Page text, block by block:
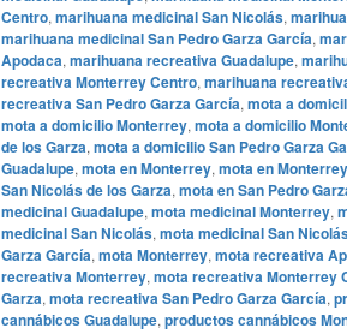
Centro, marihuana medicinal San Nicolás,
marihuana medicinal San Pedro Garza García,
Apodaca, marihuana recreativa Guadalupe,
recreativa Monterrey Centro, marihuana
recreativa San Pedro Garza García, mota a
mota a domicilio Monterrey, mota a domicilio
de los Garza, mota a domicilio San Pedro Garza
Guadalupe, mota en Monterrey, mota en
San Nicolás de los Garza, mota en San Pedro
medicinal Guadalupe, mota medicinal Monterrey,
medicinal San Nicolás, mota medicinal San
Garza García, mota Monterrey, mota recreativa
recreativa Monterrey, mota recreativa Monterrey
Garza, mota recreativa San Pedro Garza García,
cannábicos Guadalupe, productos cannábicos